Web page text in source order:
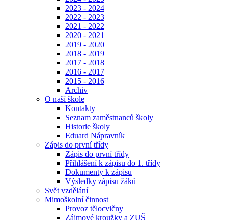
2023 - 2024
2022 - 2023
2021 - 2022
2020 - 2021
2019 - 2020
2018 - 2019
2017 - 2018
2016 - 2017
2015 - 2016
Archiv
O naší škole
Kontakty
Seznam zaměstnanců školy
Historie školy
Eduard Nápravník
Zápis do první třídy
Zápis do první třídy
Přihlášení k zápisu do 1. třídy
Dokumenty k zápisu
Výsledky zápisu žáků
Svět vzdělání
Mimoškolní činnost
Provoz tělocvičny
Zájmové kroužky a ZUŠ